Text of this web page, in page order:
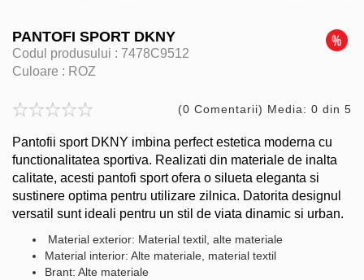
PANTOFI SPORT DKNY
Codul produsului : 7478C9512
Culoare : ROZ
(0 Comentarii) Media: 0 din 5
Pantofii sport DKNY imbina perfect estetica moderna cu
functionalitatea sportiva. Realizati din materiale de inalta
calitate, acesti pantofi sport ofera o silueta eleganta si
sustinere optima pentru utilizare zilnica. Datorita designul
versatil sunt ideali pentru un stil de viata dinamic si urban.
Material exterior: Material textil, alte materiale
Material interior: Alte materiale, material textil
Brant: Alte materiale